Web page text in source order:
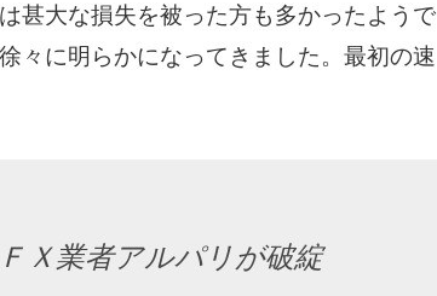
甚大な損失を被った方も多かったようで
々に明らかになってきました。最初の速
Ｘ業者アルパリが破綻